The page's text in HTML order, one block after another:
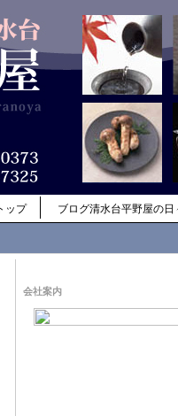
ップ ブログ清水台平野屋の日
会社案内